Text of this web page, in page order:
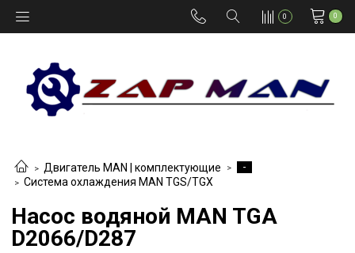
0 0
Двигатель MAN | комплектующие
-
Система охлаждения MAN TGS/TGX
Насос водяной MAN TGA
D2066/D287